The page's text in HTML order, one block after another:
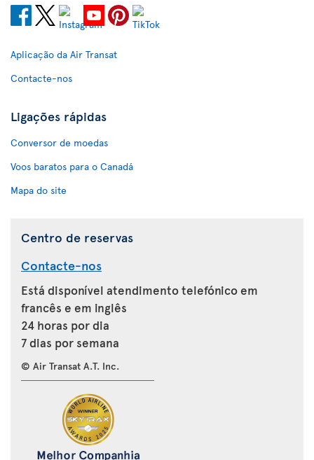
Aplicação da Air Transat
Contacte-nos
Ligações rápidas
Conversor de moedas
Voos baratos para o Canadá
Mapa do site
Centro de reservas
Contacte-nos
Está disponível atendimento telefónico em
francês e em inglês
24 horas por dia
7 dias por semana
© Air Transat A.T. Inc.